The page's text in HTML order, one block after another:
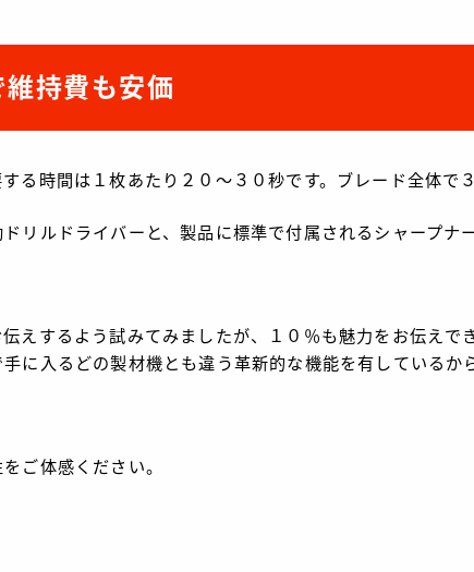
持費も安価
る時間は１枚あたり２０～３０秒です。ブレード全体で
リルドライバーと、製品に標準で付属されるシャープナ
えするよう試みてみましたが、１０％も魅力をお伝えで
に入るどの製材機とも違う革新的な機能を有しているか
ご体感ください。